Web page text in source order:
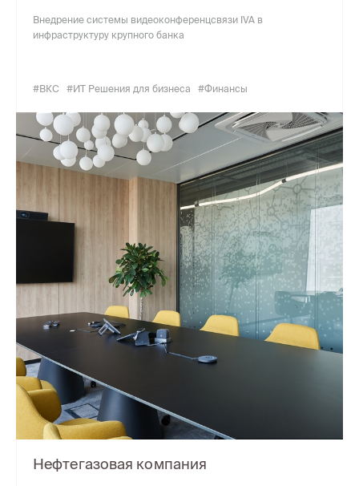
Внедрение системы видеоконференцсвязи IVA в
инфраструктуру крупного банка
#ВКС #ИТ Решения для бизнеса #Финансы
Нефтегазовая компания